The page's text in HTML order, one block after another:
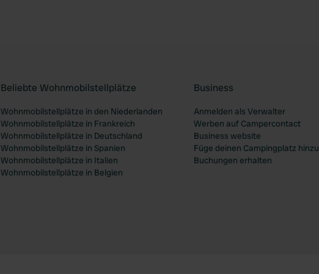
Beliebte Wohnmobilstellplätze
Wohnmobilstellplätze in den Niederlanden
Wohnmobilstellplätze in Frankreich
Wohnmobilstellplätze in Deutschland
Wohnmobilstellplätze in Spanien
Wohnmobilstellplätze in Italien
Wohnmobilstellplätze in Belgien
Business
Anmelden als Verwalter
Werben auf Campercontact
Business website
Füge deinen Campingplatz hinzu
Buchungen erhalten